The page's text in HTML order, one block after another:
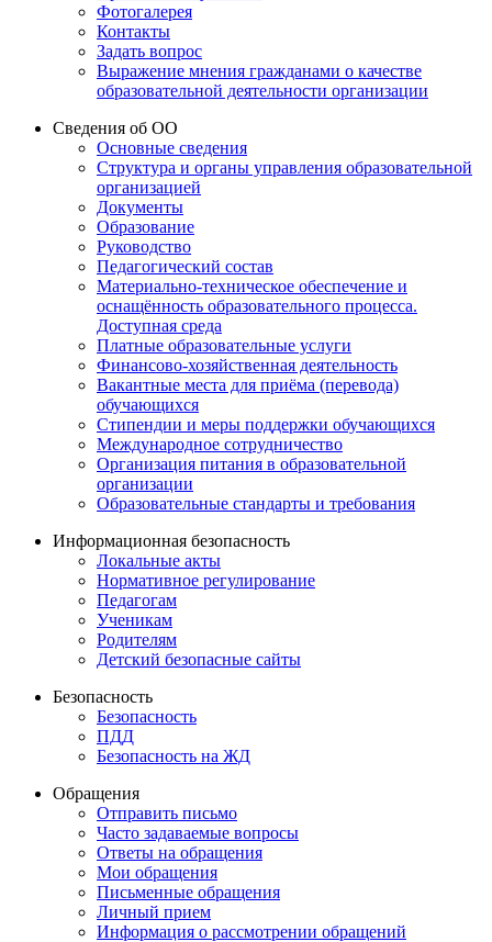
Фотогалерея
Контакты
Задать вопрос
Выражение мнения гражданами о качестве
образовательной деятельности организации
Сведения об ОО
Основные сведения
Структура и органы управления образовательной
организацией
Документы
Образование
Руководство
Педагогический состав
Материально-техническое обеспечение и
оснащённость образовательного процесса.
Доступная среда
Платные образовательные услуги
Финансово-хозяйственная деятельность
Вакантные места для приёма (перевода)
обучающихся
Стипендии и меры поддержки обучающихся
Международное сотрудничество
Организация питания в образовательной
организации
Образовательные стандарты и требования
Информационная безопасность
Локальные акты
Нормативное регулирование
Педагогам
Ученикам
Родителям
Детский безопасные сайты
Безопасность
Безопасность
ПДД
Безопасность на ЖД
Обращения
Отправить письмо
Часто задаваемые вопросы
Ответы на обращения
Мои обращения
Письменные обращения
Личный прием
Информация о рассмотрении обращений